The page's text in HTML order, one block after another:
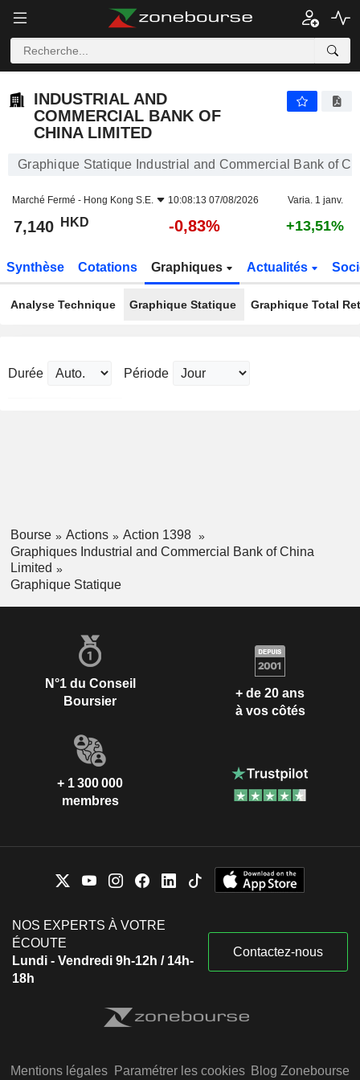
INDUSTRIAL AND
COMMERCIAL BANK OF
CHINA LIMITED
Graphique Statique Industrial and Commercial Bank of
Marché Fermé - Hong Kong S.E. 10:08:13 07/08/2026 Varia. 1 janv.
7,140 HKD -0,83% +13,51%
Synthèse Cotations Graphiques Actualités
Analyse Technique Graphique Statique Graphique Total
Durée Période
Bourse Actions
Action 1398
Graphiques Industrial and Commercial Bank of China
Limited
Graphique Statique
N°1 du Conseil
Boursier
+ de 20 ans
à vos côtés
+ 1 300 000
membres
NOS EXPERTS À VOTRE
ÉCOUTE
Lundi - Vendredi 9h-12h / 14h-
18h
Contactez-nous
Mentions légales Paramétrer les cookies Blog Zonebourse